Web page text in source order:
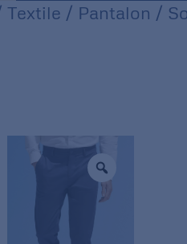
Textile / Pantalon /